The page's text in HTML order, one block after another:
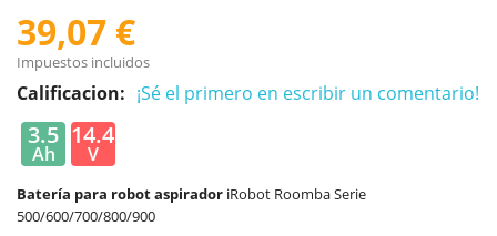
39,07 €
Impuestos incluidos
Calificacion: ¡Sé el primero en escribir un comentario!
3.5
Ah
14.4
V
Batería para robot aspirador iRobot Roomba Serie
500/600/700/800/900